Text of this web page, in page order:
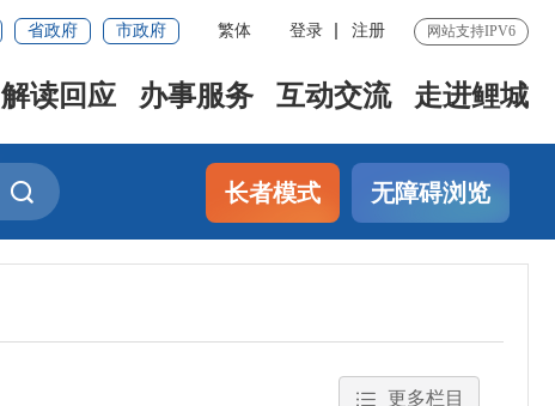
省政府 市政府 繁体 登录 注册 网站支持IPV6
解读回应 办事服务 互动交流 走进鲤城
长者模式 无障碍浏览
更多栏目